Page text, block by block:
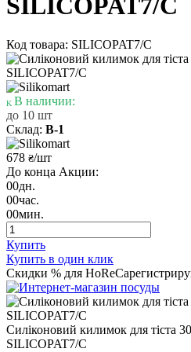
SILICOPAT7/C
Код товара: SILICOPAT7/C
В наличии:
до 10 шт
Склад: В-1
678 ₴/шт
До конца Акции:
00дн.
00час.
00мин.
Купить
Купить в один клик
Скидки % для HoReCa
Силіконовий килимок для тіста
SILICOPAT7/C